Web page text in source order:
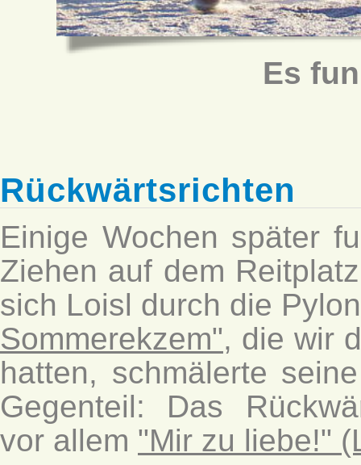
Es
Rückwärtsrichten
Einige Wochen später
Ziehen auf dem
sich Loisl durch die
Sommerekzem", die wir
hatten, schmälerte
Gegenteil: Das
vor allem "Mir zu liebe!"